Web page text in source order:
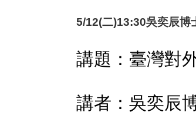
5/12(二)13:30吳奕辰博
講題：臺灣對
講者：吳奕辰